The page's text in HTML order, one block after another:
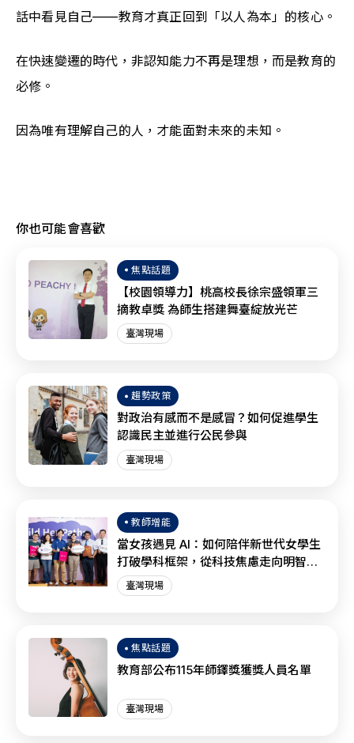
話中看見自己——教育才真正回到「以人為本」的核心。
在快速變遷的時代，非認知能力不再是理想，而是教育的
必修。
因為唯有理解自己的人，才能面對未來的未知。
你也可能會喜歡
焦點話題
【校園領導力】桃高校長徐宗盛領軍三
摘教卓獎 為師生搭建舞臺綻放光芒
臺灣現場
趨勢政策
對政治有感而不是感冒？如何促進學生
認識民主並進行公民參與
臺灣現場
教師增能
當女孩遇見 AI：如何陪伴新世代女學生
打破學科框架，從科技焦慮走向明智協
作？
臺灣現場
焦點話題
教育部公布115年師鐸獎獲獎人員名單
臺灣現場